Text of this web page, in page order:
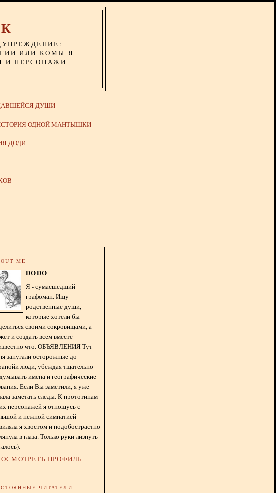
ИЛИ КОМЫ Я
И ПЕРСОНАЖИ
ДУШИ
ОДНОЙ МАНТЫШКИ
ДОДИ
ME
DODO
Я - сумасшедший
графоман. Ищу
родственные души,
которые хотели бы
своими сокровищами, а
и создать всем вместе
что. ОБЪЯВЛЕНИЯ Тут
запугали осторожные до
люди, убеждая тщательно
имена и географические
Если Вы заметили, я уже
заметать следы. К прототипам
персонажей я отношусь с
и нежной симпатией
я хвостом и подобострастно
в глаза. Только руки лизнуть
ПРОФИЛЬ
ЧИТАТЕЛИ